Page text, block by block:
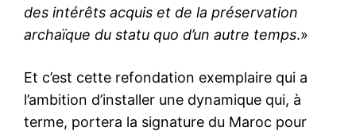
des intérêts acquis et de la préservation
archaïque du statu quo d’un autre temps.»
Et c’est cette refondation exemplaire qui a
l’ambition d’installer une dynamique qui, à
terme, portera la signature du Maroc pour